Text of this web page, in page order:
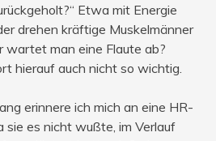
Etwa mit Energie
drehen kräftige Muskelmänner
wartet man eine Flaute ab?
hierauf auch nicht so wichtig.
erinnere ich mich an eine HR-
sie es nicht wußte, im Verlauf